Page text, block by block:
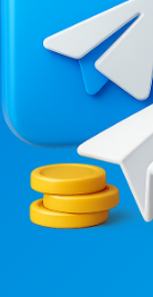
240 ₴